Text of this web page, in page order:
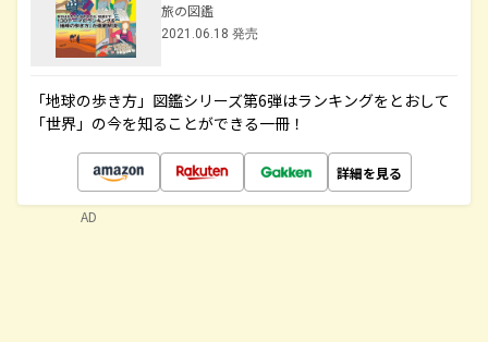
旅の図鑑
2021.06.18 発売
「地球の歩き方」図鑑シリーズ第6弾はランキングをとおして
「世界」の今を知ることができる一冊！
詳細を見る
AD